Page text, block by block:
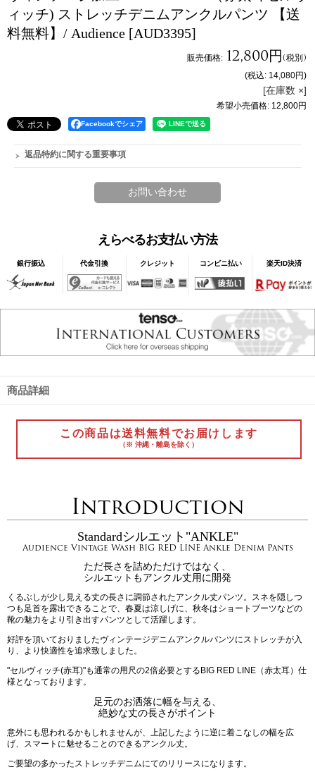
ィッチ) ストレッチデニムアンクルパンツ 【送
料無料】/ Audience [AUD3395]
販売価格: 12,800円(税別)
(税込: 14,080円)
[在庫数 ×]
希望小売価格: 12,800円
Facebookでシェア
返品特約に関する重要事項
えらべるお支払い方法
銀行振込 代金引換 クレジット コンビニ払い 楽天ID決済
商品詳細
この商品は送料無料でお届けします
（※ 沖縄・離島を除く）
Introduction
Standardシルエット"ANKLE"
Audience Vintage Wash BIG RED LINE Ankle Denim Pants
ただ長さを詰めただけではなく、
シルエットもアンクル丈用に開発
くるぶしが少し見える丈の長さに調節されたアンクル丈パンツ。スネを隠しつ
つも足首を露出できることで、春夏は涼しげに、秋冬はショートブーツなどの
靴の魅力をより引き出すパンツとして活躍します。
好評を頂いておりましたヴィンテージデニムアンクルパンツにストレッチが入
り、より快適性を追求致しました。
"セルヴィッチ(赤耳)"も通常の用尺の2倍必要とするBIG RED LINE（赤太耳）仕
様となっております。
足元のお洒落に幅を与える、
絶妙な丈の長さがポイント
意外にも思われるかもしれませんが、上記したように逆に着こなしの幅を広
げ、スマートに魅せることのできるアンクル丈。
ご要望の多かったストレッチデニムにてのリリースになります。